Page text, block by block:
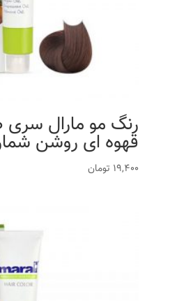
رنگ مو مارال
قهوه ای روشن شماره
19,400 تومان